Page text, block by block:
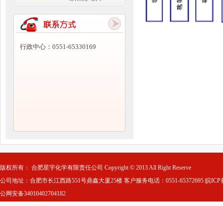
行政中心：0551-65330169
版权所有： 合肥星宇化学有限责任公司 Copyright © 2013 All Right Reserve
公司地址：合肥市长江西路551号鼎鑫大厦25楼 客户服务电话：0551-65372695 皖ICP
公网安备34010402704182